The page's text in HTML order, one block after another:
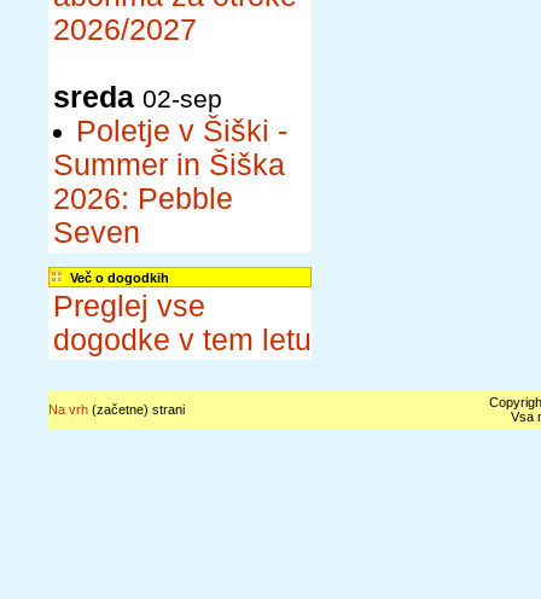
2026/2027
sreda 02-sep
Poletje v Šiški -
Summer in Šiška
2026: Pebble
Seven
Več o dogodkih
Preglej vse
dogodke v tem letu
Na vrh(začetne) strani
Vsa